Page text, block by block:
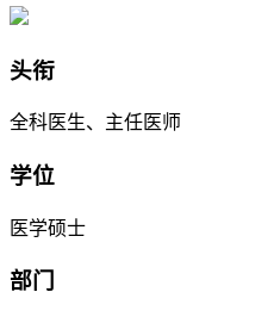
头衔
全科医生、主任医师
学位
医学硕士
部门